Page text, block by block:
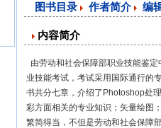
图书目录 作者简介 编
内容简介
由劳动和社会保障部职业技能鉴
业技能考试，考试采用国际通行的
书共分七章，介绍了Photoshop处
彩方面相关的专业知识；矢量绘图
繁简得当，不但是劳动和社会保障